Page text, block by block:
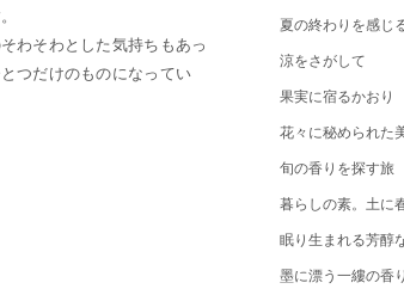
わそわとした気持ちもあっ
つだけのものになってい
夏の終わりを感じ
涼をさがして
果実に宿るかおり
花々に秘められた
旬の香りを探す旅
暮らしの素。土に
眠り生まれる芳醇
墨に漂う一縷の香り